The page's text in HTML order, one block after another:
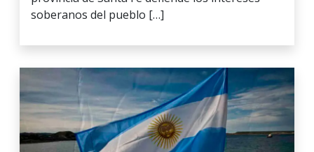
soberanos del pueblo […]